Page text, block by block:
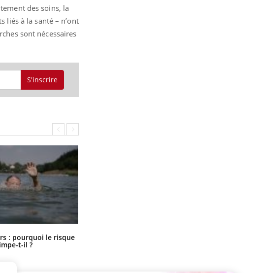
des soins, la
liés à la santé – n’ont
sont nécessaires
S'inscrire
: pourquoi le risque
t-il ?